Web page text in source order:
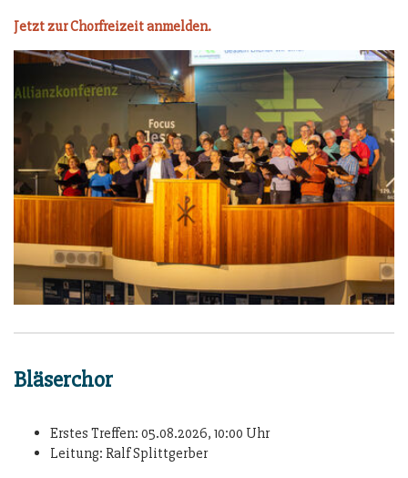
Jetzt zur Chorfreizeit anmelden.
Bläserchor
Erstes Treffen: 05.08.2026, 10:00 Uhr
Leitung: Ralf Splittgerber